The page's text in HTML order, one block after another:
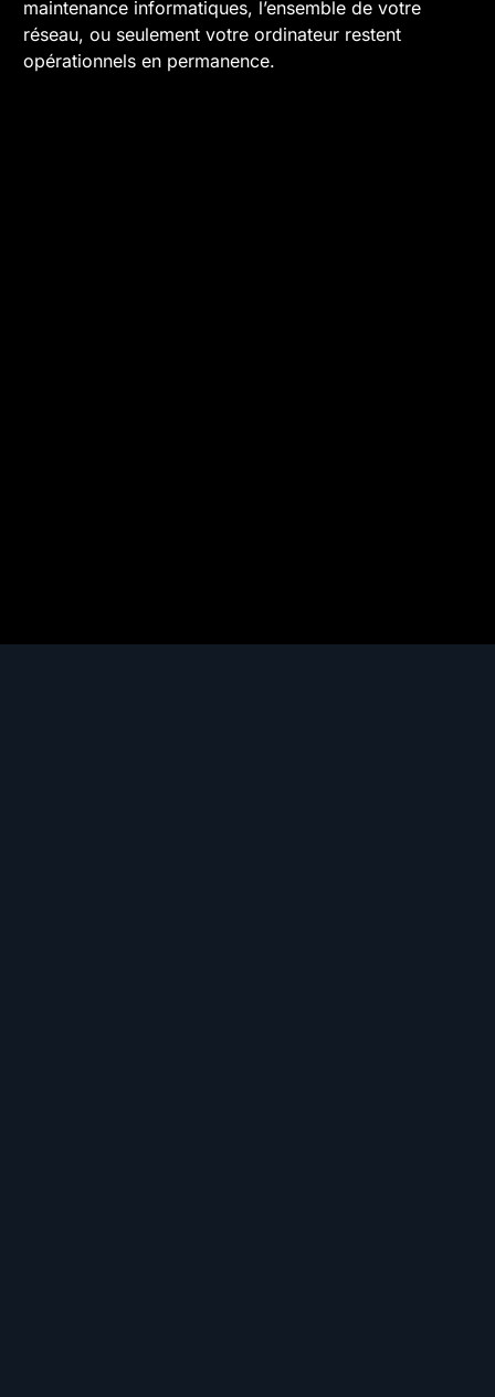
maintenance informatiques, l’ensemble de votre
réseau, ou seulement votre ordinateur restent
opérationnels en permanence.